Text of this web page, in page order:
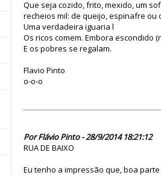
Que seja cozido, frito, mexido, um
recheios mil: de queijo, espinafre ou
Uma verdadeira iguaria l
Os ricos comem. Embora escondido
E os pobres se regalam.
Flavio Pinto
o-o-o
Por Flávio Pinto - 28/9/2014 18:21:12
RUA DE BAIXO
Eu tenho a impressão que, boa